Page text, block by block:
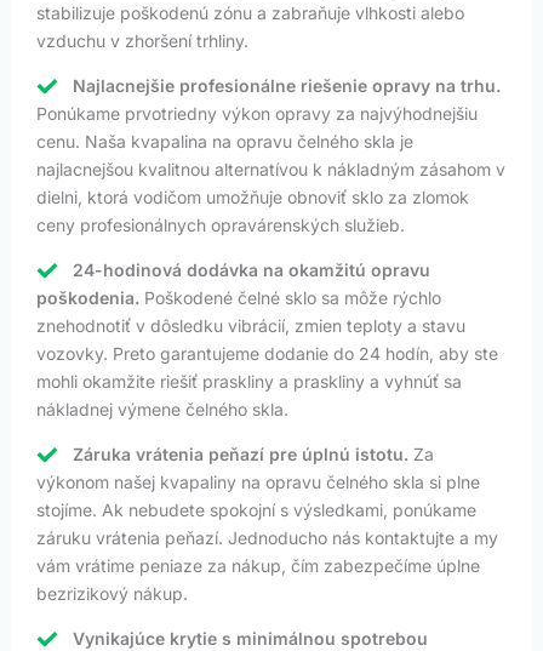
stabilizuje poškodenú zónu a zabraňuje vlhkosti alebo
vzduchu v zhoršení trhliny.
Najlacnejšie profesionálne riešenie opravy na trhu.
Ponúkame prvotriedny výkon opravy za najvýhodnejšiu
cenu. Naša kvapalina na opravu čelného skla je
najlacnejšou kvalitnou alternatívou k nákladným zásahom v
dielni, ktorá vodičom umožňuje obnoviť sklo za zlomok
ceny profesionálnych opravárenských služieb.
24-hodinová dodávka na okamžitú opravu
poškodenia. Poškodené čelné sklo sa môže rýchlo
znehodnotiť v dôsledku vibrácií, zmien teploty a stavu
vozovky. Preto garantujeme dodanie do 24 hodín, aby ste
mohli okamžite riešiť praskliny a praskliny a vyhnúť sa
nákladnej výmene čelného skla.
Záruka vrátenia peňazí pre úplnú istotu. Za
výkonom našej kvapaliny na opravu čelného skla si plne
stojíme. Ak nebudete spokojní s výsledkami, ponúkame
záruku vrátenia peňazí. Jednoducho nás kontaktujte a my
vám vrátime peniaze za nákup, čím zabezpečíme úplne
bezrizikový nákup.
Vynikajúce krytie s minimálnou spotrebou